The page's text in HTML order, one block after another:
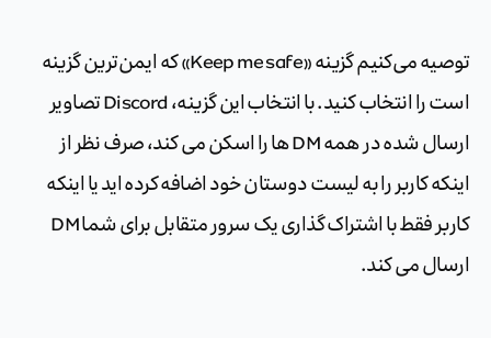
توصیه می‌کنیم گزینه «Keep me safe» که ایمن‌ترین گزینه
است را انتخاب کنید. با انتخاب این گزینه، Discord تصاویر
ارسال شده در همه DM ها را اسکن می کند، صرف نظر از
اینکه کاربر را به لیست دوستان خود اضافه کرده اید یا اینکه
کاربر فقط با اشتراک گذاری یک سرور متقابل برای شما DM
ارسال می کند.